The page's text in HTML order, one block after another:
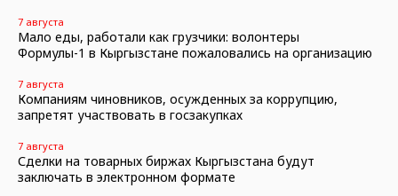
7 августа
Мало еды, работали как грузчики: волонтеры
Формулы-1 в Кыргызстане пожаловались на организацию
7 августа
Компаниям чиновников, осужденных за коррупцию,
запретят участвовать в госзакупках
7 августа
Сделки на товарных биржах Кыргызстана будут
заключать в электронном формате